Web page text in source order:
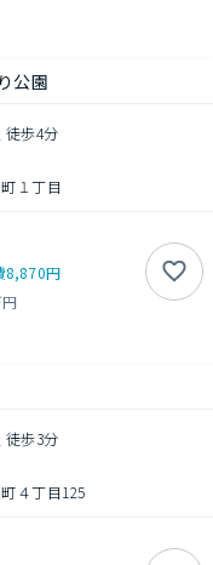
公園
徒歩4分
１丁目
8,870円
徒歩3分
４丁目125